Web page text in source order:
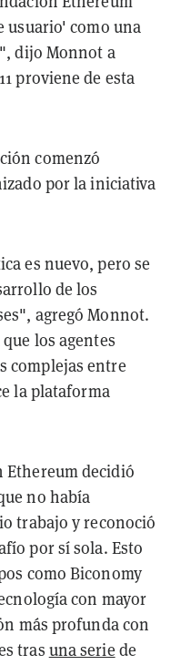
usuario' como una
dijo Monnot a
proviene de esta
comenzó
por la iniciativa
es nuevo, pero se
de los
agregó Monnot.
los agentes
complejas entre
la plataforma
Ethereum decidió
no había
trabajo y reconoció
por sí sola. Esto
como Biconomy
con mayor
más profunda con
tras una serie de